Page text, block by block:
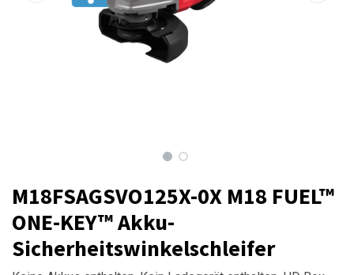
M18FSAGSVO125X-0X M18 FUEL™
ONE-KEY™ Akku-
Sicherheitswinkelschleifer